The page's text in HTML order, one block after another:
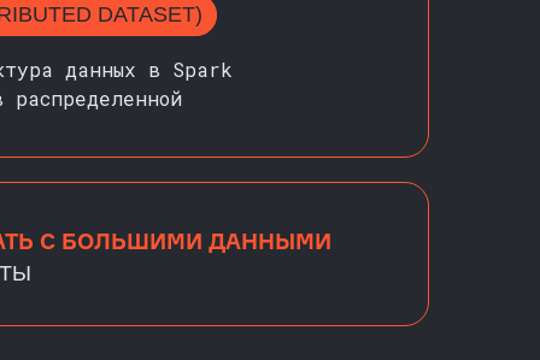
данных в Spark
DATASET)
С БОЛЬШИМИ ДАННЫМИ